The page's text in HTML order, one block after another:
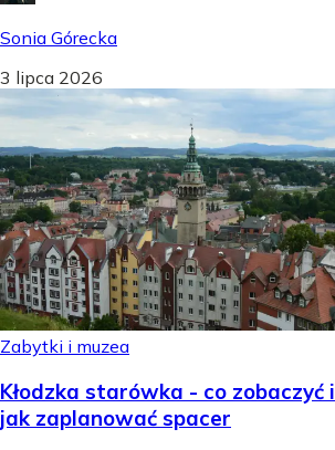
Sonia Górecka
3 lipca 2026
Zabytki i muzea
Kłodzka starówka - co zobaczyć i
jak zaplanować spacer